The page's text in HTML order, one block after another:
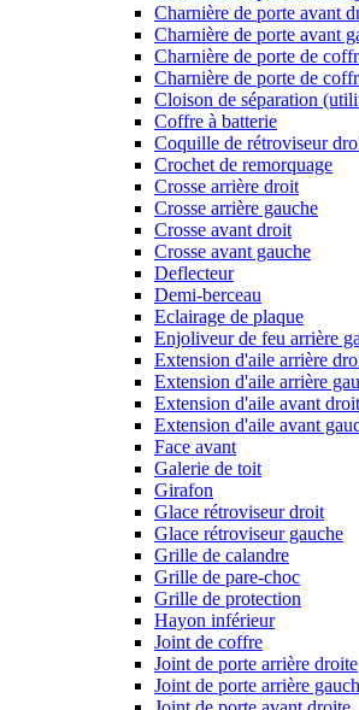
Charnière de porte avant
Charnière de porte avant
Charnière de porte de
Charnière de porte de
Cloison de séparation
Coffre à batterie
Coquille de rétroviseur
Crochet de remorquage
Crosse arrière droit
Crosse arrière gauche
Crosse avant droit
Crosse avant gauche
Deflecteur
Demi-berceau
Eclairage de plaque
Enjoliveur de feu arrière
Extension d'aile arrière
Extension d'aile arrière
Extension d'aile avant droit
Extension d'aile avant
Face avant
Galerie de toit
Girafon
Glace rétroviseur droit
Glace rétroviseur gauche
Grille de calandre
Grille de pare-choc
Grille de protection
Hayon inférieur
Joint de coffre
Joint de porte arrière droite
Joint de porte arrière